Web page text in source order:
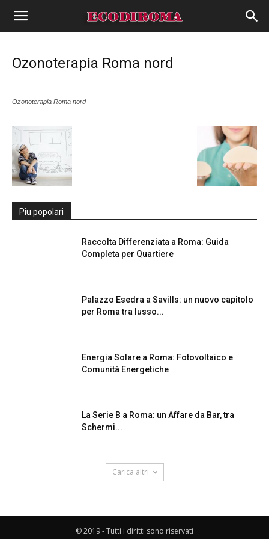
Ozonoterapia Roma nord
Ozonoterapia Roma nord
Piu popolari
Raccolta Differenziata a Roma: Guida
Completa per Quartiere
Palazzo Esedra a Savills: un nuovo capitolo
per Roma tra lusso...
Energia Solare a Roma: Fotovoltaico e
Comunità Energetiche
La Serie B a Roma: un Affare da Bar, tra
Schermi...
Carica altri
© 2019 - Tutti i diritti sono riservati